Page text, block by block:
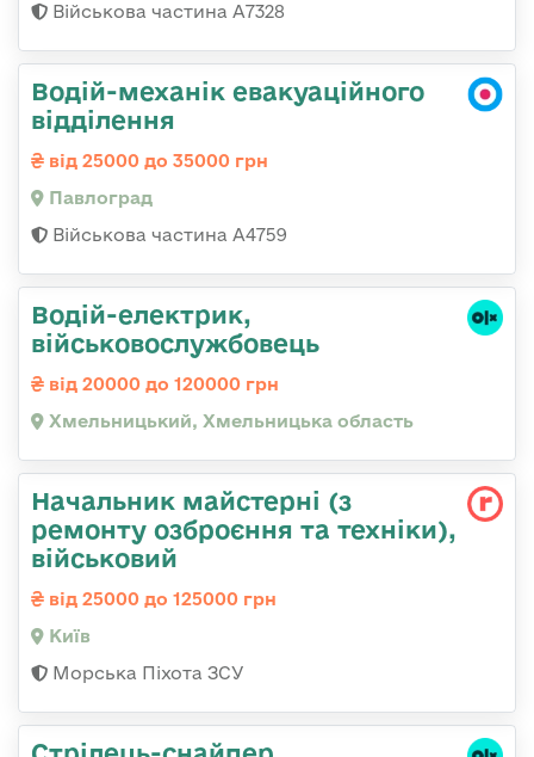
Військова частина А7328
Водій-механік евакуаційного
відділення
від 25000 до 35000 грн
Павлоград
Військова частина А4759
Водій-електрик,
військовослужбовець
від 20000 до 120000 грн
Хмельницький, Хмельницька область
Начальник майстеpні (з
ремонту озбpоєння та техніки),
військовий
від 25000 до 125000 грн
Київ
Морська Піхота ЗСУ